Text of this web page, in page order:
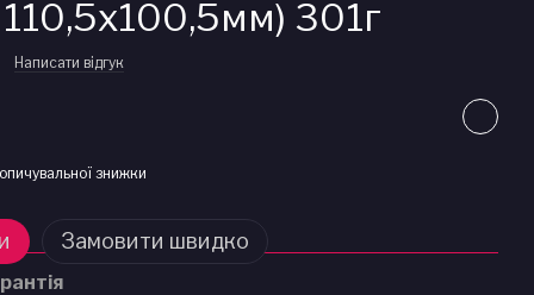
301г
Написати відгук
знижки
Замовити швидко